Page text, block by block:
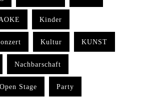
Kinder
Kultur KUNST
Nachbarschaft
Open Stage Party